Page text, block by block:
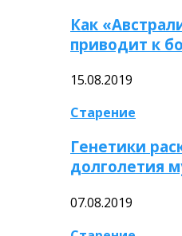
Как
приводит к
15.08.2019
Старение
Генетики
долголетия
07.08.2019